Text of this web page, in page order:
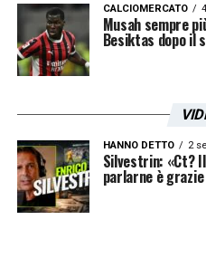
CALCIOMERCATO
Musah sempre
Besiktas dopo il
HANNO DETTO 2
Silvestrin: «Ct?
parlarne è grazie